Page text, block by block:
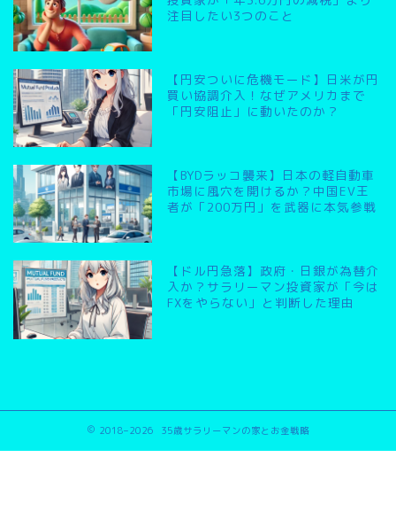
注目したい3つのこと
【円安ついに危機モード】日米が円
買い協調介入！なぜアメリカまで
「円安阻止」に動いたのか？
【BYDラッコ襲来】日本の軽自動車
市場に風穴を開けるか？中国EV王
者が「200万円」を武器に本気参戦
【ドル円急落】政府・日銀が為替介
入か？サラリーマン投資家が「今は
FXをやらない」と判断した理由
2018–2026 35歳サラリーマンの家とお金戦略